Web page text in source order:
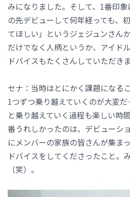
みになりました。そして、1番印
の先デビューして何年経っても、
てほしい」というジェジュンさん
だけでなく人柄というか、アイド
ドバイスもたくさんしていただき
セナ：当時はとにかく課題になる
1つずつ乗り越えていくのが大変
と乗り越えていく過程も楽しい時
番うれしかったのは、デビューシ
にメンバーの家族の皆さんが集ま
ドバイスをしてくださったこと。
（笑）。